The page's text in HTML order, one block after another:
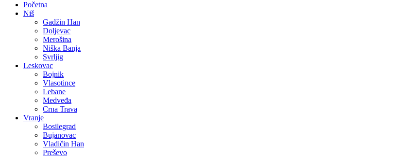
Početna
Niš
Gadžin Han
Doljevac
Merošina
Niška Banja
Svrljig
Leskovac
Bojnik
Vlasotince
Lebane
Medveđa
Crna Trava
Vranje
Bosilegrad
Bujanovac
Vladičin Han
Preševo